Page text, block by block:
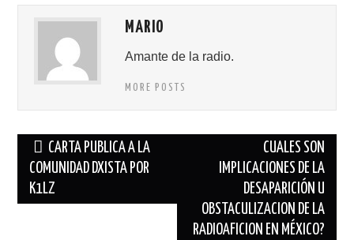
MARIO
Amante de la radio.
MORE POSTS
Navegación
de
entradas
CARTA PUBLICA A LA
COMUNIDAD DXISTA POR
K1LZ
CUALES SON
IMPLICACIONES DE LA
DESAPARICIÓN U
OBSTACULIZACION DE LA
RADIOAFICION EN MÉXICO?